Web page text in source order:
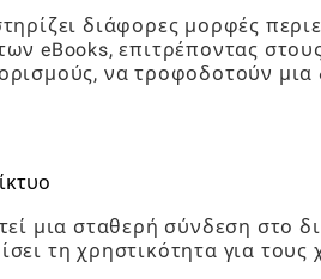
διάφορες μορφές
eBooks, επιτρέποντας
να τροφοδοτούν
μια σταθερή σύνδεση στο
τη χρηστικότητα για